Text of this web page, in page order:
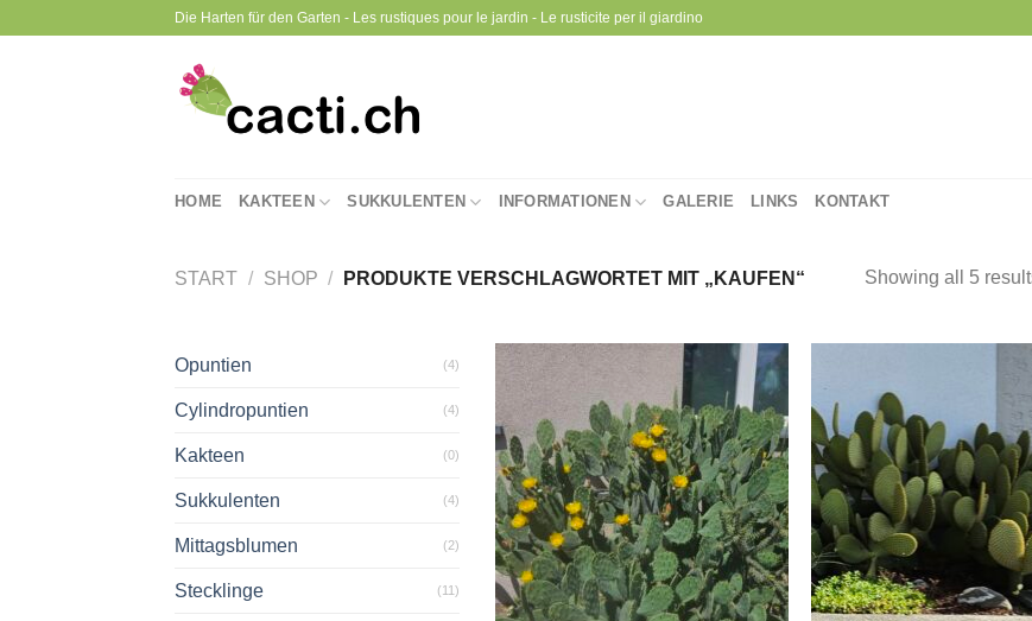
Die Harten für den Garten - Les rustiques pour le jardin - Le rusticite per il giardino
HOME KAKTEEN SUKKULENTEN INFORMATIONEN GALERIE LINKS KONTAKT
START / SHOP / PRODUKTE VERSCHLAGWORTET MIT „KAUFEN“ Showing all 5
Opuntien (4)
Cylindropuntien (4)
Kakteen (0)
Sukkulenten (4)
Mittagsblumen (2)
Stecklinge (11)
Zu
Wunschliste
hinzufügen